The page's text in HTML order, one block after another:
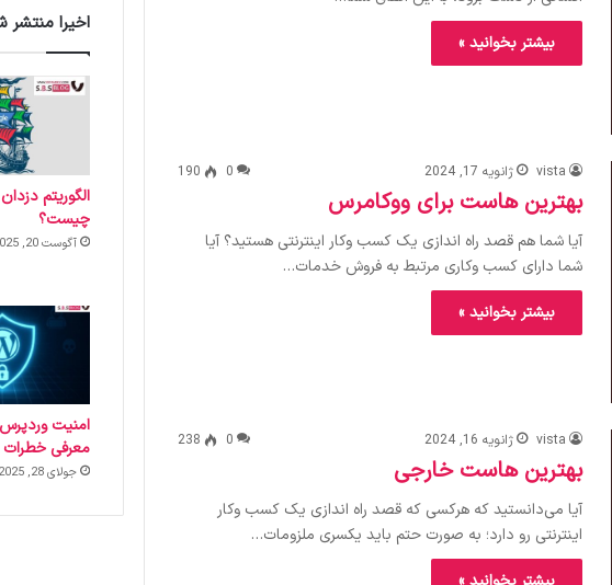
بیشتر بخوانید »
vista ژانویه 17, 2024 0
190
بهترین هاست برای ووکامرس
آیا شما هم قصد راه اندازی یک کسب وکار اینترنتی هستید؟ آیا
شما دارای کسب وکاری مرتبط به فروش خدمات…
بیشتر بخوانید »
vista ژانویه 16, 2024 0
238
بهترین هاست خارجی
آیا می‌دانستید که هرکسی که قصد راه اندازی یک کسب وکار
اینترنتی رو دارد؛ به صورت حتم باید یکسری ملزومات…
اخیرا منتشر
الگوریتم
چیست؟
آگوست 20, 2025
امنیت
معرفی خطرات
جولای 28, 2025